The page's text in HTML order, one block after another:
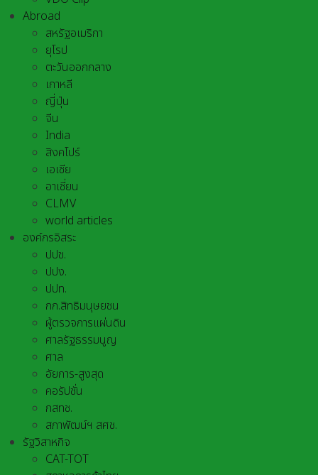
Abroad
สหรัฐอเมริกา
ยุโรป
ตะวันออกกลาง
เกาหลี
ญี่ปุ่น
จีน
India
สิงคโปร์
เอเชีย
อาเชี่ยน
CLMV
world articles
องค์กรอิสระ
ปปช.
ปปง.
ปปท.
กก.สิทธิมนุษยชน
ผู้ตรวจการแผ่นดิน
ศาลรัฐธรรมนูญ
ศาล
อัยการ-สูงสุด
คอรัปชั่น
กสทช.
สภาพัฒน์ฯ สศช.
รัฐวิสาหกิจ
CAT-TOT